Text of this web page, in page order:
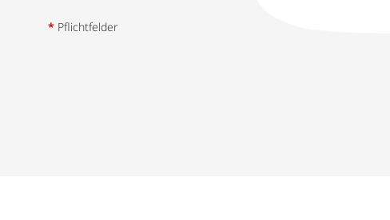
* Pflichtfelder